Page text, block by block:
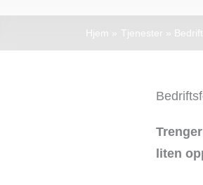
Hjem Tjenester
liten